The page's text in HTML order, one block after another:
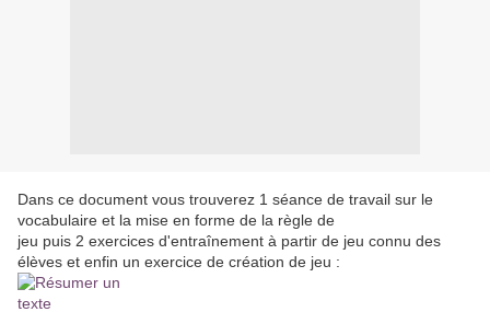
Dans ce document vous trouverez 1 séance de travail sur le
vocabulaire et la mise en forme de la règle de
jeu puis 2 exercices d'entraînement à partir de jeu connu des
élèves et enfin un exercice de création de jeu :